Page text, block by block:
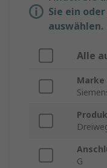
Sie ein
auswählen.
Alle
Marke
G